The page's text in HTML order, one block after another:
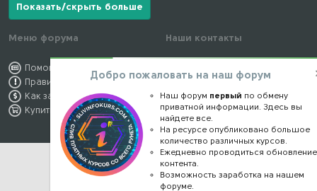
Показать/скрыть больше
Меню форума
Помощь по форуму
Правила форума
Как заработать
Купить премиум
Наши контакты
Обратная связь
Конфиденциальность
Правообладателям
Добро пожаловать на наш форум
Наш форум первый по обмену
приватной информации. Здесь вы
найдете все.
На ресурсе опубликовано большое
количество различных курсов.
Ежедневно проводиться обновление
контента.
Возможность заработка на нашем
форуме.